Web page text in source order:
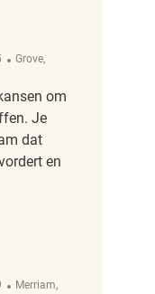
Plaats
Grove,
om
Je
dat
en
Plaats
Merriam,